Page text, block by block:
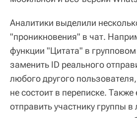
Аналитики выделили
"проникновения" в чат.
функции "Цитата" в
заменить ID реального
любого другого
не состоит в переписке.
отправить участнику группы в